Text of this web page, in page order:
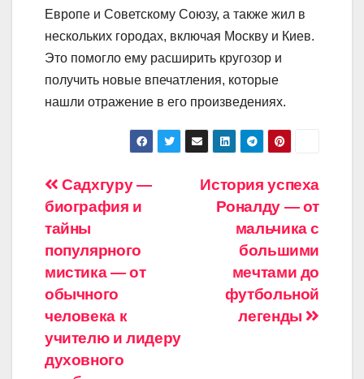
Европе и Советскому Союзу, а также жил в
нескольких городах, включая Москву и Киев.
Это помогло ему расширить кругозор и
получить новые впечатления, которые
нашли отражение в его произведениях.
Навигация
по
записям
История успеха
Роналду — от
мальчика с
большими
мечтами до
футбольной
легенды
Садхгуру —
биография и
тайны
популярного
мистика — от
обычного
человека к
учителю и лидеру
духовного